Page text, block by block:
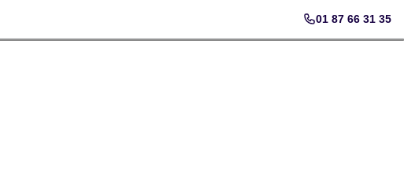
01 87 66 31 35